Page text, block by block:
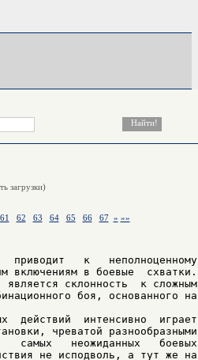
загрузки)
61 62 63 64 65 66 67 » »»
приводит   к   неполноценному
включениям в боевые  схватки.
является склонность  к сложным
боя, основанного на
действий  интенсивно  играет
чреватой разнообразными
самых   неожиданных   боевых
не исподволь, а тут же на